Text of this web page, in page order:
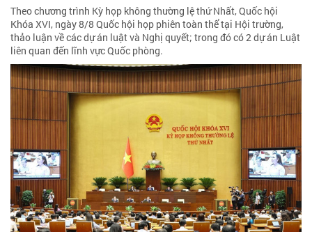
Theo chương trình Kỳ họp không thường lệ thứ Nhất, Quốc hội
Khóa XVI, ngày 8/8 Quốc hội họp phiên toàn thể tại Hội trường,
thảo luận về các dự án luật và Nghị quyết; trong đó có 2 dự án Luật
liên quan đến lĩnh vực Quốc phòng.